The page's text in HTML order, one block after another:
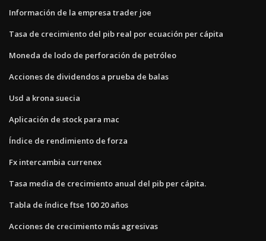
Información de la empresa trader joe
Tasa de crecimiento del pib real por ecuación per cápita
Moneda de lodo de perforación de petróleo
Acciones de dividendos a prueba de balas
Usd a krona suecia
Aplicación de stock para mac
Índice de rendimiento de forza
Fx intercambia currenex
Tasa media de crecimiento anual del pib per cápita.
Tabla de índice ftse 100 20 años
Acciones de crecimiento más agresivas